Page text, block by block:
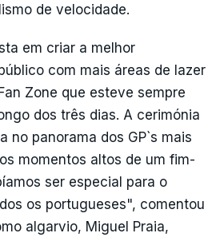
de velocidade.
em criar a melhor
com mais áreas de lazer
Zone que esteve sempre
dos três dias. A cerimónia
no panorama dos GP`s mais
momentos altos de um fim-
ser especial para o
os portugueses", comentou
algarvio, Miguel Praia,